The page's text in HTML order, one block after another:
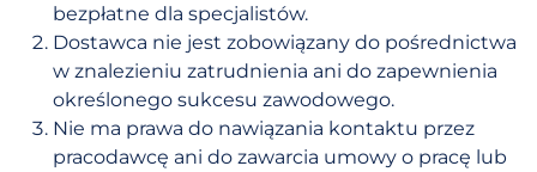
bezpłatne dla specjalistów.
Dostawca nie jest zobowiązany do pośrednictwa
w znalezieniu zatrudnienia ani do zapewnienia
określonego sukcesu zawodowego.
Nie ma prawa do nawiązania kontaktu przez
pracodawcę ani do zawarcia umowy o pracę lub